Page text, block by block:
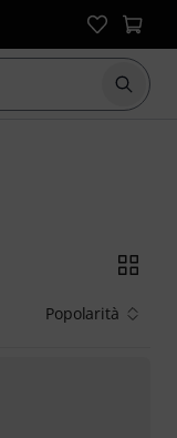
Popolarità